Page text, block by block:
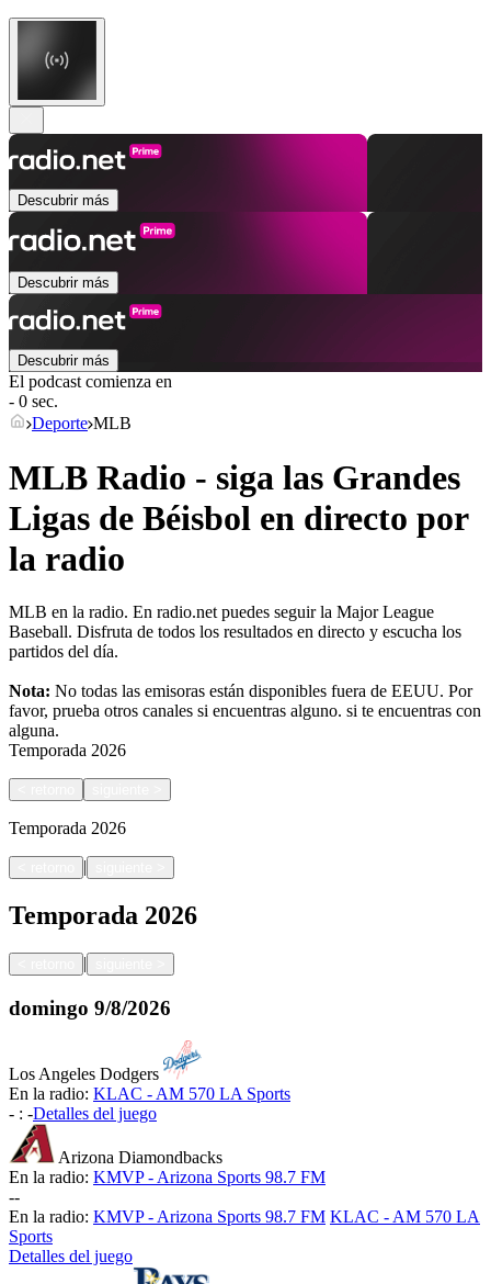
Descubrir más
Descubrir más
Descubrir más
El podcast comienza en
- 0 sec.
Deporte MLB
MLB Radio - siga las Grandes
Ligas de Béisbol en directo por
la radio
MLB en la radio. En radio.net puedes seguir la Major League
Baseball. Disfruta de todos los resultados en directo y escucha los
partidos del día.
Nota: No todas las emisoras están disponibles fuera de EEUU. Por
favor, prueba otros canales si encuentras alguno. si te encuentras con
alguna.
Temporada 2026
Temporada 2026
|
Temporada 2026
|
domingo 9/8/2026
Los Angeles Dodgers
En la radio: KLAC - AM 570 LA Sports
- : -Detalles del juego
Arizona Diamondbacks
En la radio: KMVP - Arizona Sports 98.7 FM
--
En la radio: KMVP - Arizona Sports 98.7 FM KLAC - AM 570 LA
Sports
Detalles del juego